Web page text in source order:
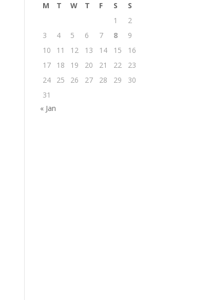
M T W T F S
S
1
2
3
4 5 6 7 8
9
10
11 12 13 14 15
16
17
18 19 20 21 22
23
24
25 26 27 28 29
30
31
« Jan